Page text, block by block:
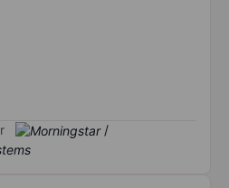
/